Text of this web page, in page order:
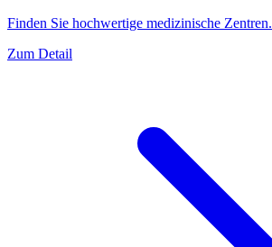
Finden Sie hochwertige medizinische Zentren.
Zum Detail